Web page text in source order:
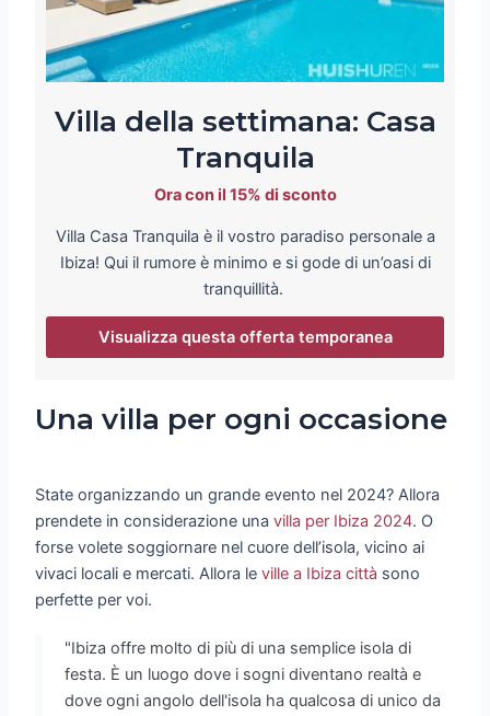
Villa della settimana: Casa
Tranquila
Ora con il 15% di sconto
Villa Casa Tranquila è il vostro paradiso personale a
Ibiza! Qui il rumore è minimo e si gode di un’oasi di
tranquillità.
Visualizza questa offerta temporanea
Una villa per ogni occasione
State organizzando un grande evento nel 2024? Allora
prendete in considerazione unavilla per Ibiza 2024. O
forse volete soggiornare nel cuore dell’isola, vicino ai
vivaci locali e mercati. Allora leville a Ibiza città sono
perfette per voi.
"Ibiza offre molto di più di una semplice isola di
festa. È un luogo dove i sogni diventano realtà e
dove ogni angolo dell'isola ha qualcosa di unico da